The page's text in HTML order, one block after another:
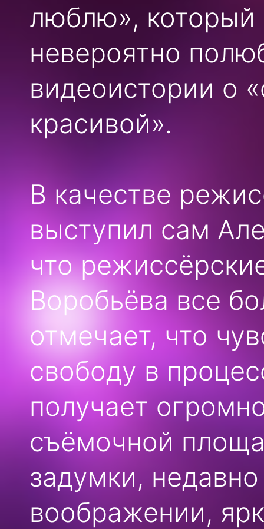
люблю», который
невероятно
видеоистории о
красивой».
В качестве
выступил сам
что
Воробьёва все
отмечает, что
свободу в
получает
съёмочной
задумки,
воображении,